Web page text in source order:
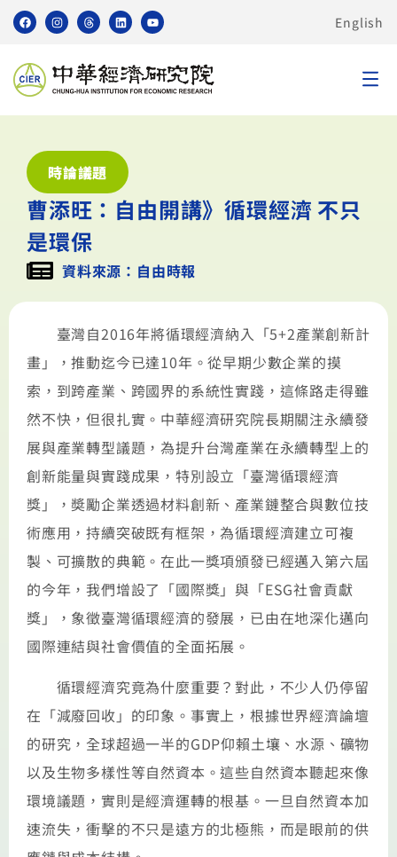
English
時論議題
曹添旺：自由開講》循環經濟 不只
是環保
資料來源：自由時報
臺灣自2016年將循環經濟納入「5+2產業創新計
畫」，推動迄今已達10年。從早期少數企業的摸
索，到跨產業、跨國界的系統性實踐，這條路走得雖
然不快，但很扎實。中華經濟研究院長期關注永續發
展與產業轉型議題，為提升台灣產業在永續轉型上的
創新能量與實踐成果，特別設立「臺灣循環經濟
獎」，奬勵企業透過材料創新、產業鏈整合與數位技
術應用，持續突破既有框架，為循環經濟建立可複
製、可擴散的典範。在此一獎項頒發已經邁入第六屆
的今年，我們增設了「國際獎」與「ESG社會貢獻
獎」，象徵臺灣循環經濟的發展，已由在地深化邁向
國際連結與社會價值的全面拓展。
循環經濟究竟為什麼重要？對此，不少人仍停留
在「減廢回收」的印象。事實上，根據世界經濟論壇
的研究，全球超過一半的GDP仰賴土壤、水源、礦物
以及生物多樣性等自然資本。這些自然資本聽起來像
環境議題，實則是經濟運轉的根基。一旦自然資本加
速流失，衝擊的不只是遠方的北極熊，而是眼前的供